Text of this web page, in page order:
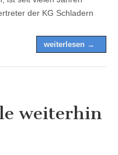
der KG Schladern
weiterlesen →
weiterhin